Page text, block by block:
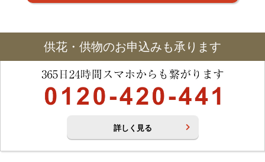
供花・供物のお申込みも承ります
詳しく見る